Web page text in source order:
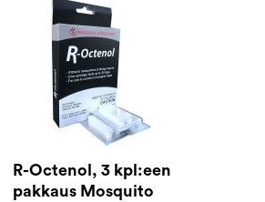
R-Octenol, 3 kpl:een
pakkaus Mosquito